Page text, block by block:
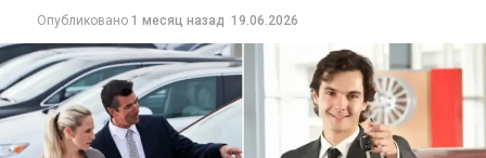
Опубликовано 1 месяц назад 19.06.2026